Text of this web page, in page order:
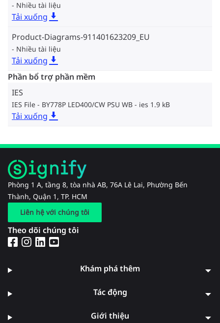
Nhiều tài liệu
Tải xuống
Product-Diagrams-911401623209_EU
Nhiều tài liệu
Tải xuống
Phần bổ trợ phần mềm
IES
IES File - BY778P LED400/CW PSU WB ies 1.9 kB
Tải xuống
Phòng 1 A, tầng 8, tòa nhà AB, 76A Lê Lai, Phường Bến
Thành, Quận 1, TP. HCM
Liên hệ với chúng tôi
Theo dõi chúng tôi
Khám phá thêm
Tác động
Giới thiệu